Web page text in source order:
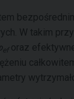
W takim
ef oraz